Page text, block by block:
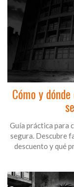
Cómo y
Guía práctica para
segura. Descubre
descuento y qué